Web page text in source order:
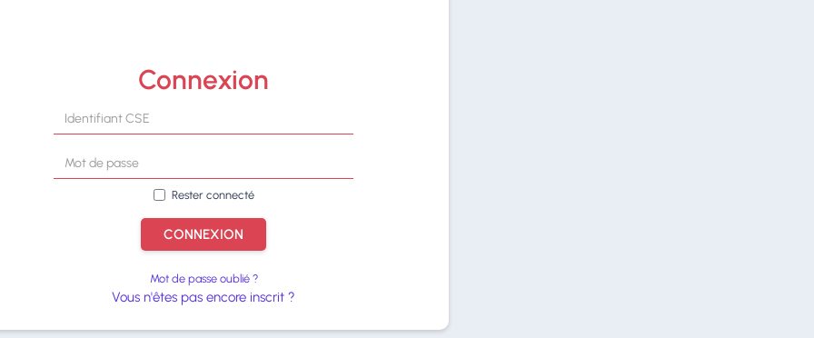
Connexion
Rester connecté
CONNEXION
Mot de passe oublié ?
Vous n'êtes pas encore inscrit ?